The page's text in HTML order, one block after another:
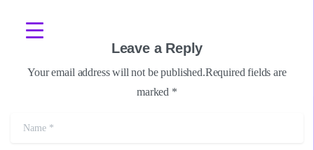
Leave a Reply
Your email address will not be published.Required fields are
marked *
Name